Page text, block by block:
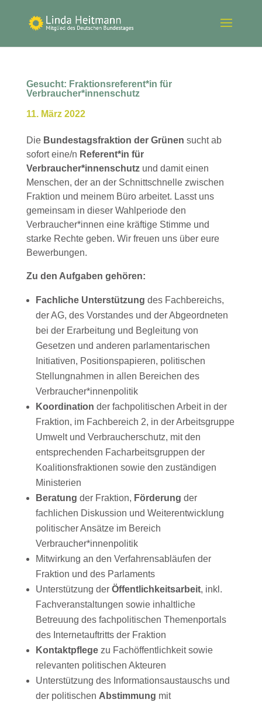
Gesucht: Fraktionsreferent*in für
Verbraucher*innenschutz
11. März 2022
Die Bundestagsfraktion der Grünen sucht ab
sofort eine/n Referent*in für
Verbraucher*innenschutzund damit einen
Menschen, der an der Schnittschnelle zwischen
Fraktion und meinem Büro arbeitet. Lasst uns
gemeinsam in dieser Wahlperiode den
Verbraucher*innen eine kräftige Stimme und
starke Rechte geben. Wir freuen uns über eure
Bewerbungen.
Zu den Aufgaben gehören:
Fachliche Unterstützung des Fachbereichs,
der AG, des Vorstandes und der Abgeordneten
bei der Erarbeitung und Begleitung von
Gesetzen und anderen parlamentarischen
Initiativen, Positionspapieren, politischen
Stellungnahmen in allen Bereichen des
Verbraucher*innenpolitik
Koordination der fachpolitischen Arbeit in der
Fraktion, im Fachbereich 2, in der Arbeitsgruppe
Umwelt und Verbraucherschutz, mit den
entsprechenden Facharbeitsgruppen der
Koalitionsfraktionen sowie den zuständigen
Ministerien
Beratung der Fraktion, Förderung der
fachlichen Diskussion und Weiterentwicklung
politischer Ansätze im Bereich
Verbraucher*innenpolitik
Mitwirkung an den Verfahrensabläufen der
Fraktion und des Parlaments
Unterstützung der Öffentlichkeitsarbeit, inkl.
Fachveranstaltungen sowie inhaltliche
Betreuung des fachpolitischen Themenportals
des Internetauftritts der Fraktion
Kontaktpflege zu Fachöffentlichkeit sowie
relevanten politischen Akteuren
Unterstützung des Informationsaustauschs und
der politischen Abstimmung mit